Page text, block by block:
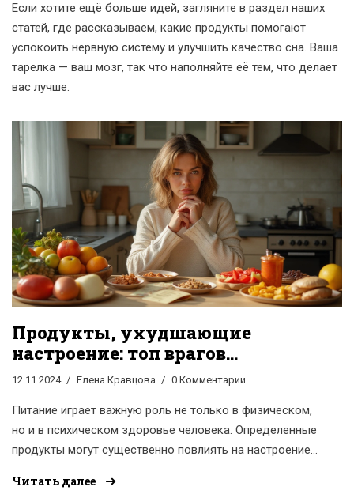
Если хотите ещё больше идей, загляните в раздел наших
статей, где рассказываем, какие продукты помогают
успокоить нервную систему и улучшить качество сна. Ваша
тарелка — ваш мозг, так что наполняйте её тем, что делает
вас лучше.
Продукты, ухудшающие
настроение: топ врагов
хорошего самочувствия
12.11.2024 Елена Кравцова 0 Комментарии
Питание играет важную роль не только в физическом,
но и в психическом здоровье человека. Определенные
продукты могут существенно повлиять на настроение,
пищу стоит избегать, чтобы сохранить бодрость и
Читать далее